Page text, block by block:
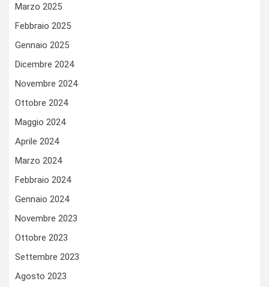
Marzo 2025
Febbraio 2025
Gennaio 2025
Dicembre 2024
Novembre 2024
Ottobre 2024
Maggio 2024
Aprile 2024
Marzo 2024
Febbraio 2024
Gennaio 2024
Novembre 2023
Ottobre 2023
Settembre 2023
Agosto 2023